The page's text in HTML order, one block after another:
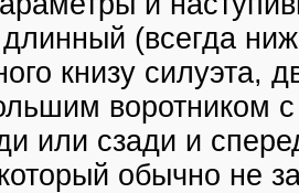
длинный (всегда
книзу силуэта,
воротником
или сзади и
обычно не